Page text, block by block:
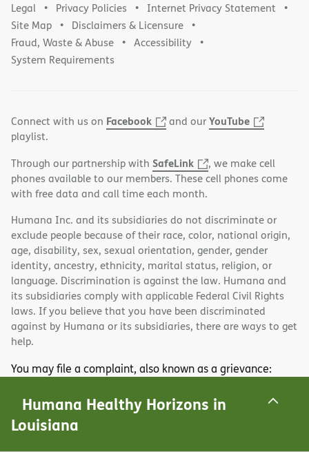
Humana Healthy Horizons in
Louisiana
Legal Privacy Policies
Internet Privacy Statement
Site Map
Disclaimers & Licensure
Fraud, Waste & Abuse
Accessibility
System Requirements
Connect with us on Facebook and ourYouTube
playlist.
Through our partnership with SafeLink
, we make cell
phones available to our members. These cell phones come
with free data and call time each month.
Humana Inc. and its subsidiaries do not discriminate or
exclude people because of their race, color, national origin,
age, disability, sex, sexual orientation, gender, gender
identity, ancestry, ethnicity, marital status, religion, or
language. Discrimination is against the law. Humana and
its subsidiaries comply with applicable Federal Civil Rights
laws. If you believe that you have been discriminated
against by Humana or its subsidiaries, there are ways to get
help.
You may file a complaint, also known as a grievance:
40512-4618
If you need help filing a grievance, call
if you use aTTY